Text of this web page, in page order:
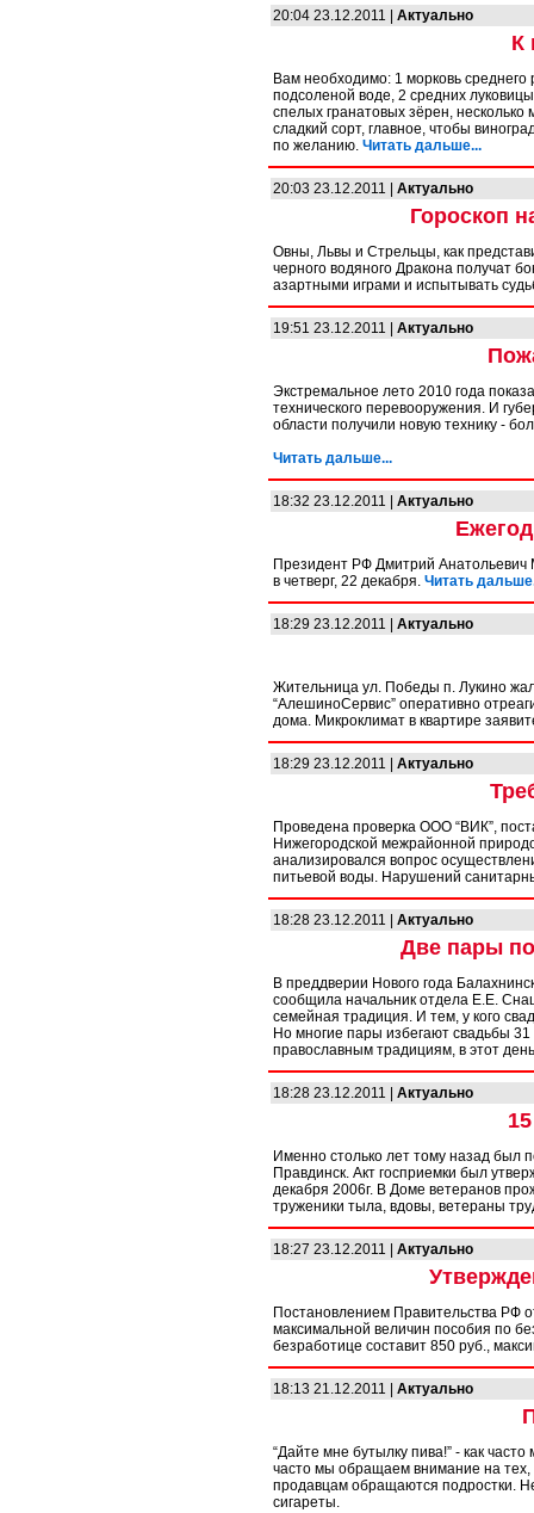
20:04 23.12.2011 | Актуально
К
Вам необходимо: 1 морковь
подсоленой воде, 2 средних
спелых гранатовых зёрен,
сладкий сорт, главное, чтобы
по желанию. Читать дальше...
20:03 23.12.2011 | Актуально
Гороскоп
Овны, Львы и Стрельцы, как
черного водяного Дракона получат
азартными играми и испытывать
19:51 23.12.2011 | Актуально
Экстремальное лето 2010 года
технического перевооружения. И
области получили новую технику -
Читать дальше...
18:32 23.12.2011 | Актуально
Президент РФ Дмитрий
в четверг, 22 декабря. Читать
18:29 23.12.2011 | Актуально
Жительница ул. Победы п. Лукино
“АлешиноСервис” оперативно
дома. Микроклимат в квартире
18:29 23.12.2011 | Актуально
Проведена проверка ООО “ВИК”,
Нижегородской межрайонной
анализировался вопрос
питьевой воды. Нарушений
18:28 23.12.2011 | Актуально
Две пары
В преддверии Нового года
сообщила начальник отдела Е.Е.
семейная традиция. И тем, у кого
Но многие пары избегают свадьбы 31
православным традициям, в этот
18:28 23.12.2011 | Актуально
Именно столько лет тому назад был
Правдинск. Акт госприемки был
декабря 2006г. В Доме ветеранов
труженики тыла, вдовы, ветераны
18:27 23.12.2011 | Актуально
Постановлением Правительства РФ
максимальной величин пособия по
безработице составит 850 руб.,
18:13 21.12.2011 | Актуально
“Дайте мне бутылку пива!” - как
часто мы обращаем внимание на тех,
продавцам обращаются подростки.
сигареты.